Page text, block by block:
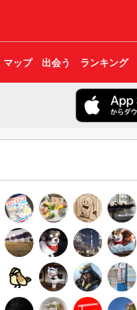
マップ 出会う ランキング